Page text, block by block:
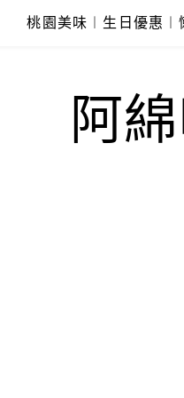
桃園美味︱生日優惠︱
阿